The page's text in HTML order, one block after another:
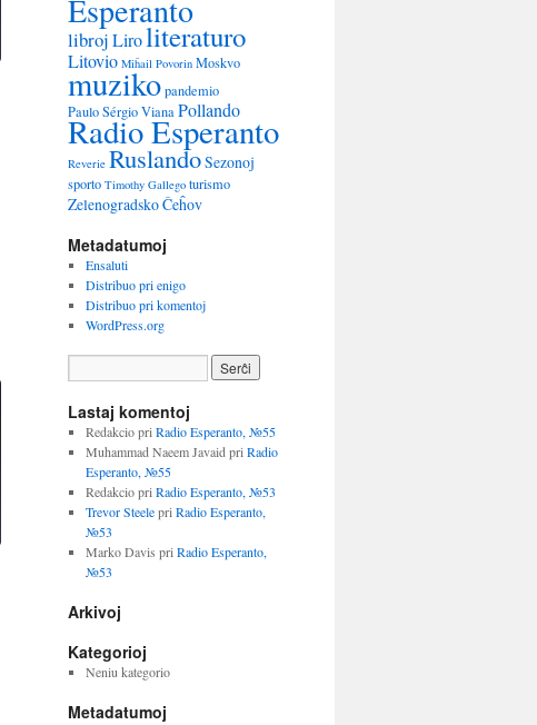
Esperanto
librojLiroliteraturo
Litovio Miĥail Povorin Moskvo
muzikopandemio
Paulo Sérgio Viana Pollando
Radio Esperanto
Reverie RuslandoSezonoj
sporto Timothy Gallego turismo
ZelenogradskoĈeĥov
Metadatumoj
Ensaluti
Distribuo pri enigo
Distribuo pri komentoj
WordPress.org
Lastaj komentoj
Redakciopri Radio Esperanto, №55
Muhammad Naeem Javaid pri Radio
Esperanto, №55
Redakciopri Radio Esperanto, №53
Trevor Steelepri Radio Esperanto,
№53
Marko Davis pri Radio Esperanto,
№53
Arkivoj
Kategorioj
Neniu kategorio
Metadatumoj